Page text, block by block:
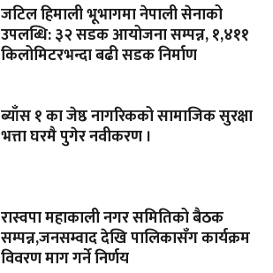
जटिल हिमाली भूभागमा नेपाली सेनाको
उपलब्धि: ३२ सडक आयोजना सम्पन्न, १,४११
किलोमिटरभन्दा बढी सडक निर्माण
ब्याँस १ का जेष्ठ नागरिकको सामाजिक सुरक्षा
भत्ता घरमै पुगेर नवीकरण ।
रास्वपा महाकाली नगर समितिको बैठक
सम्पन्न,जनसम्वाद देखि पालिकासँग कार्यक्रम
विवरण माग गर्ने निर्णय